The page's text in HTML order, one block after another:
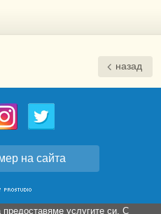
назад
на сайта
предоставяме услугите си. С